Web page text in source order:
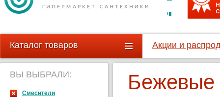
Каталог товаров Акции и
ВЫ ВЫБРАЛИ:
Смесители Бежевые